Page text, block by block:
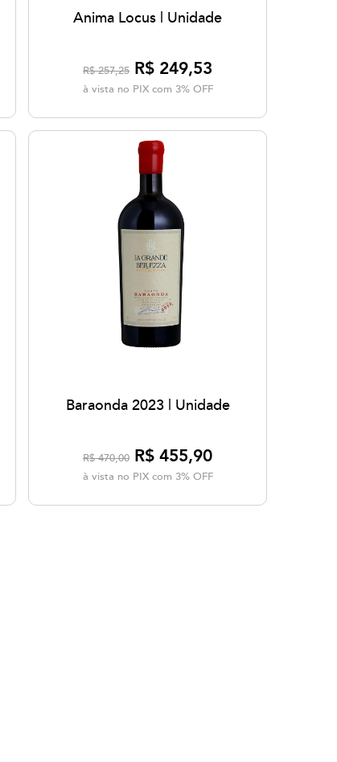
Anima Locus | Unidade
R$ 257,25 R$ 249,53
à vista no PIX com 3% OFF
Baraonda 2023 | Unidade
R$ 470,00 R$ 455,90
à vista no PIX com 3% OFF